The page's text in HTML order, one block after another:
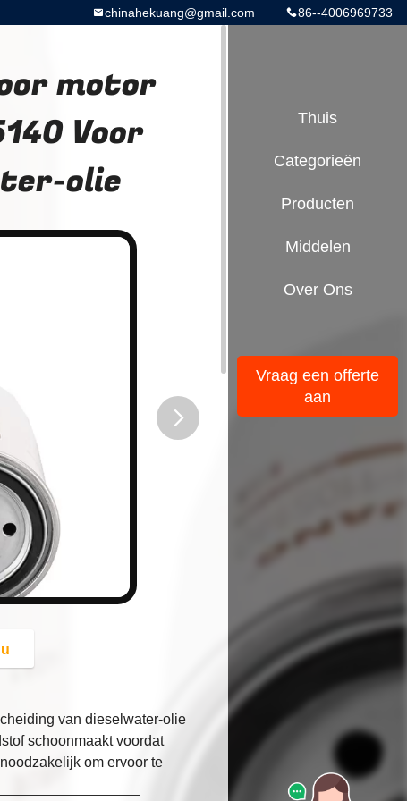
86--4006969733
chinahekuang@gmail.com
motor
Voor
olie
van dieselwater-olie
schoonmaakt voordat
om ervoor te
Thuis
Categorieën
Producten
Middelen
Over Ons
Vraag een offerte
aan